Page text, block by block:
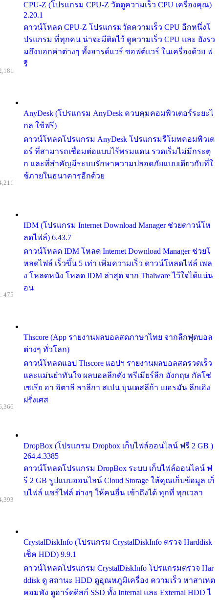
CPU-Z (โปรแกรม CPU-Z วัดดูความเร็ว CPU เครื่องคุณ)
2.20.1
ดาวน์โหลด CPU-Z โปรแกรมวัดความเร็ว CPU อีกหนึ่งโ
ปรแกรม ที่ทุกคน น่าจะมีติดไว้ ดูความเร็ว CPU และ ยังรว
มถึงบอกค่าต่างๆ ทั้งฮารด์แวร์ ซอฟต์แวร์ ในเครื่องด้วย ฟ
รี
AnyDesk (โปรแกรม AnyDesk ควบคุมคอมพิวเตอร์ระยะไ
กล ใช้ฟรี)
ดาวน์โหลดโปรแกรม AnyDesk โปรแกรมรีโมทคอมพิวเต
อร์ ที่สามารถเชื่อมต่อแบบไร้พรมแดน รวดเร็มไม่มีกระตุ
ก และที่สำคัญมีระบบรักษาความปลอดภัยแบบเดียวกับที่ใ
ช้ภายในธนาคารอีกด้วย
IDM (โปรแกรม Internet Download Manager ช่วยดาวน์โห
ลดไฟล์) 6.43.7
ดาวน์โหลด IDM โหลด Internet Download Manager ช่วยโ
หลดไฟล์ เร็วขึ้น 5 เท่า เพิ่มความเร็ว ดาวน์โหลดไฟล์ เพล
ง โหลดหนัง โหลด IDM ล่าสุด จาก Thaiware ไว้ใจได้แน่น
อน
Thscore (App รายงานผลบอลสดภาษาไทย จากลีกฟุตบอล
ต่างๆ ทั่วโลก)
ดาวน์โหลดแอป Thscore แอปฯ รายงานผลบอลสดรวดเร็ว
และแม่นยำทันใจ ผลบอลลีกดัง พรีเมียร์ลีก อังกฤษ กัลโช่
เซเรีย อา อิตาลี ลาลีกา สเปน บุนเดสลีก้า เยอรมัน ลีกเอิง
ฝรั่งเศส
475
DropBox (โปรแกรม Dropbox เก็บไฟล์ออนไลน์ ฟรี 2 GB )
264.4.3385
ดาวน์โหลดโปรแกรม DropBox ระบบ เก็บไฟล์ออนไลน์ ฟ
รี 2 GB รูปแบบออนไลน์ Cloud Storage ให้คุณเก็บข้อมูล เก็
บไฟล์ แชร์ไฟล์ ต่างๆ ให้คนอื่น เข้าถึงได้ ทุกที่ ทุกเวลา
CrystalDiskInfo (โปรแกรม CrystalDiskInfo ตรวจ Harddisk
เช็ค HDD) 9.9.1
ดาวน์โหลดโปรแกรม CrystalDiskInfo โปรแกรมตรวจ Har
ddisk ดู สถานะ HDD ดูอุณหภูมิเครื่อง ความเร็ว หาสาเหต
คอมพัง ดูฮาร์ดดิสก์ SSD ทั้ง Internal และ External HDD ไ